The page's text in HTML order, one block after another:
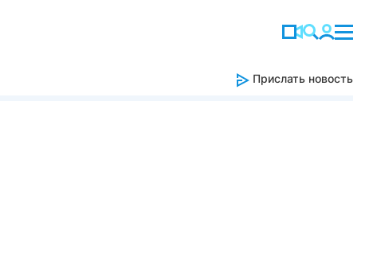
Прислать новость